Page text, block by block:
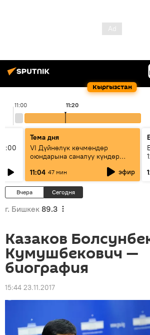
Кыргызстан
11:00 11:20
Тема дня
VI Дүйнөлүк көчмөндөр
оюндарына саналуу күндөр
калды: даярдык иштери кайсы
этапка жетти?
11:04 47 мин эфир
Вчера Сегодня
г. Бишкек 89.3
Казаков
Кумушбекович —
биография
15:44 23.11.2017